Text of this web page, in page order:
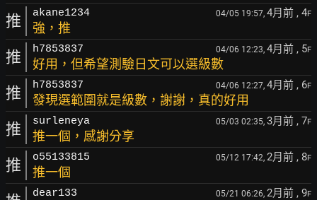
推 akane1234 04/05 19:57, 4月前 , 4F
強，推
推 h7853837 04/06 12:23, 4月前 , 5F
好用，但希望測驗日文可以選級數
推 h7853837 04/06 12:27, 4月前 , 6F
發現選範圍就是級數，謝謝，真的好用
推 surleneya 05/03 02:35, 3月前 , 7F
推一個，感謝分享
推 o55133815 05/12 17:42, 2月前 , 8F
推一個
dear133 05/21 06:26, 2月前 , 9F